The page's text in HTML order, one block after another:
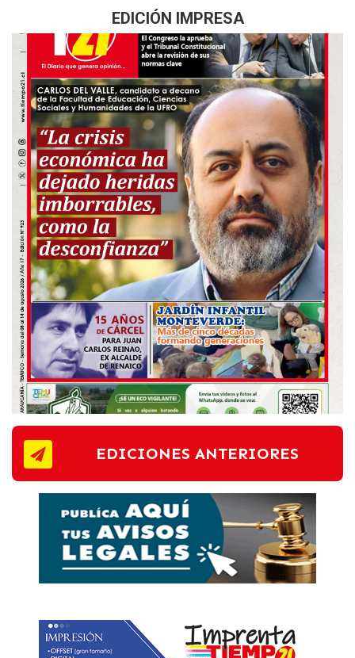
EDICIÓN IMPRESA
EDICIONES ANTERIORES